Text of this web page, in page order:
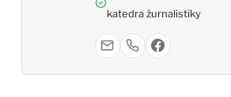
katedra žurnalistiky